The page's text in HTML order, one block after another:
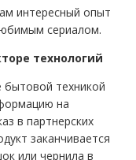
интересный опыт
сериалом.
технологий
техникой
на
в партнерских
заканчивается
или чернила в